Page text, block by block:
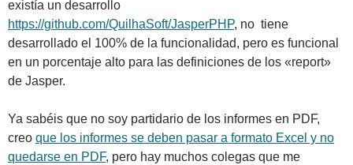
existía un desarrollo
https://github.com/QuilhaSoft/JasperPHP, no tiene
desarrollado el 100% de la funcionalidad, pero es funcional
en un porcentaje alto para las definiciones de los «report»
de Jasper.
Ya sabéis que no soy partidario de los informes en PDF,
creo que los informes se deben pasar a formato Excel y no
quedarse en PDF, pero hay muchos colegas que me